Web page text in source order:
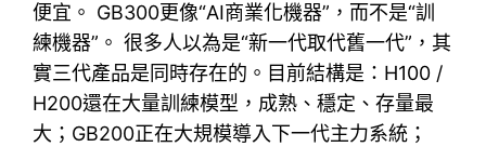
便宜。 GB300更像“AI商業化機器”，而不是“訓
練機器”。 很多人以為是“新一代取代舊一代”，其
實三代產品是同時存在的。目前結構是：H100 /
H200還在大量訓練模型，成熟、穩定、存量最
大；GB200正在大規模導入下一代主力系統；